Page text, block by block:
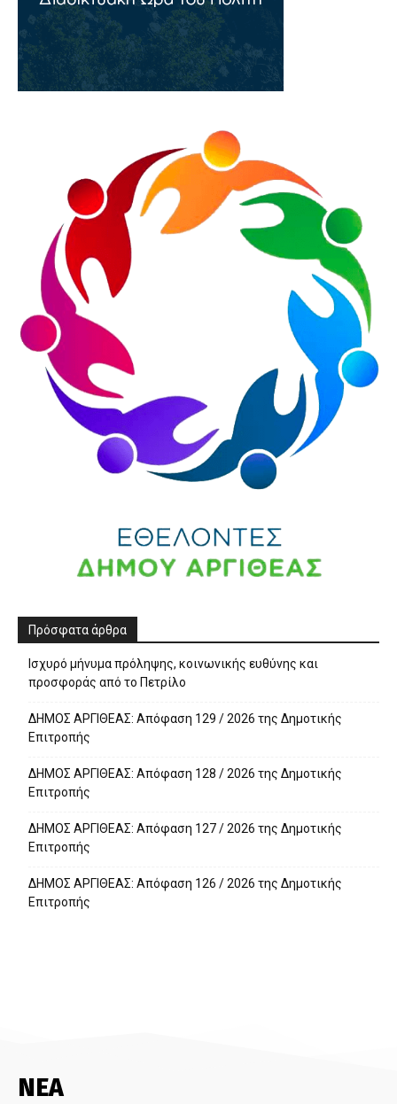
Πρόσφατα άρθρα
Ισχυρό μήνυμα πρόληψης, κοινωνικής ευθύνης και
προσφοράς από το Πετρίλο
ΔΗΜΟΣ ΑΡΓΙΘΕΑΣ: Απόφαση 129 / 2026 της Δημοτικής
Επιτροπής
ΔΗΜΟΣ ΑΡΓΙΘΕΑΣ: Απόφαση 128 / 2026 της Δημοτικής
Επιτροπής
ΔΗΜΟΣ ΑΡΓΙΘΕΑΣ: Απόφαση 127 / 2026 της Δημοτικής
Επιτροπής
ΔΗΜΟΣ ΑΡΓΙΘΕΑΣ: Απόφαση 126 / 2026 της Δημοτικής
Επιτροπής
ΝΕΑ